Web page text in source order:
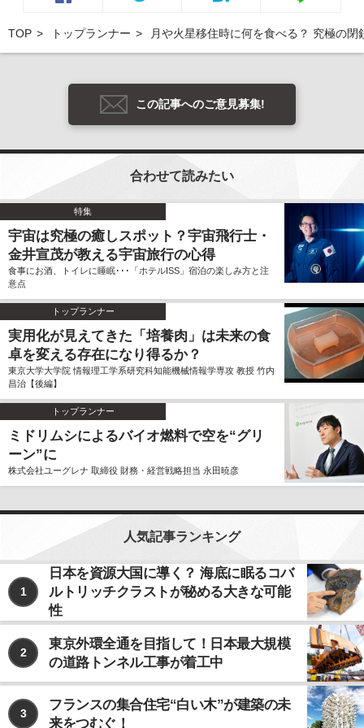
TOP トップランナー 月や火星移住時に何を食べる？ 究極の
この記事へのご意見募集!
合わせて読みたい
特集
宇宙は究極の癒しスポット？宇宙飛行士・
金井宣茂が教える宇宙旅行の心得
食事にお酒、トイレに睡眠･･･「ホテルISS」宿泊の楽しみ方と注
意点
トップランナー
実用化が見えてきた「培養肉」は未来の食
卓を変える存在になり得るか？
東京大学大学院 情報理工学系研究科知能機械情報学専攻 教授 竹内
昌治【後編】
トップランナー
ミドリムシによるバイオ燃料で空を“グリ
ーン”に
株式会社ユーグレナ 取締役 財務・経営戦略担当 永田暁彦
人気記事ランキング
1
日本を資源大国に導く？ 海底に眠るコバ
ルトリッチクラストが秘める大きな可能
性
2
東京外環全通を目指して！日本最大規模
の道路トンネル工事が着工中
3
フランスの集合住宅“白い木”が建築の未
来をつむぐ！